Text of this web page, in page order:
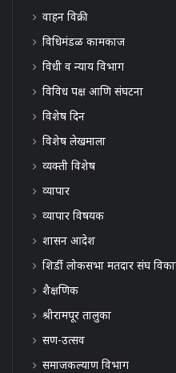
वाहन विक्री
विधिमंडळ कामकाज
विधी व न्याय विभाग
विविध पक्ष आणि संघटना
विशेष दिन
विशेष लेखमाला
व्यक्ती विशेष
व्यापार
व्यापार विषयक
शासन आदेश
शिर्डी लोकसभा मतदार संघ
शैक्षणिक
श्रीरामपूर तालुका
सण-उत्सव
समाजकल्याण विभाग